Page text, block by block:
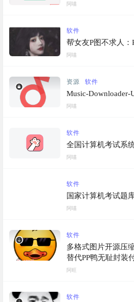
阿喵
软件
帮女友P图不求人：
阿喵
资源 软件
Music-Downloader-
阿喵
软件
全国计算机考试系
阿喵
软件
国家计算机考试题
阿喵
软件
多格式图片开源压
替代PP鸭无耻封装
阿旺
软件